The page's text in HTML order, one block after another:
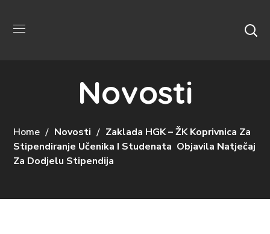
Novosti
Home Novosti
Zaklada HGK – ŽK Koprivnica Za
Stipendiranje Učenika I Studenata Objavila Natječaj
Za Dodjelu Stipendija